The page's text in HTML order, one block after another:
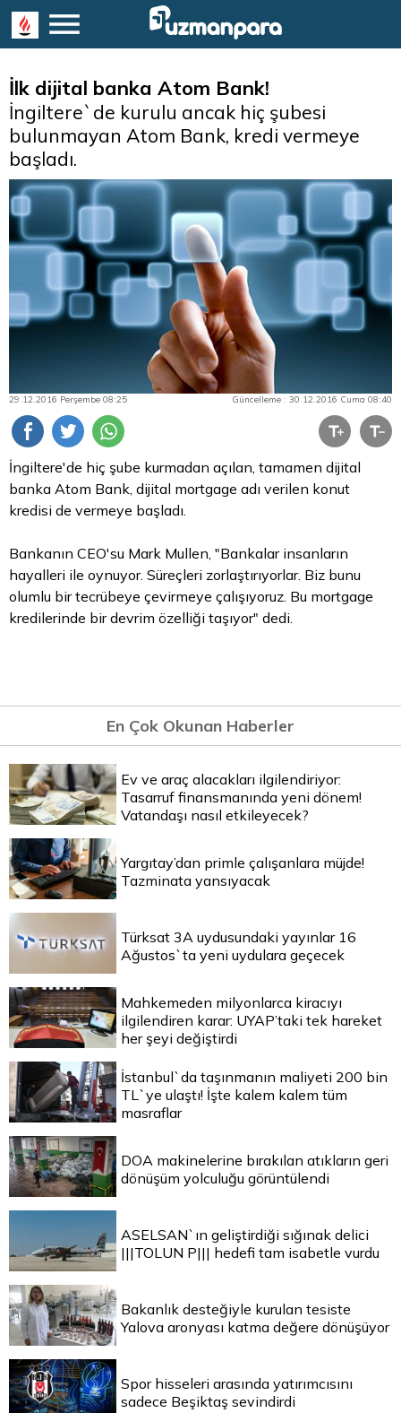
İlk dijital banka Atom Bank!
İngiltere`de kurulu ancak hiç şubesi
bulunmayan Atom Bank, kredi vermeye
başladı.
29.12.2016 Perşembe 08:25 Güncelleme : 30.12.2016 Cuma 08:40
İngiltere'de hiç şube kurmadan açılan, tamamen dijital
banka Atom Bank, dijital mortgage adı verilen konut
kredisi de vermeye başladı.
Bankanın CEO'su Mark Mullen, "Bankalar insanların
hayalleri ile oynuyor. Süreçleri zorlaştırıyorlar. Biz bunu
olumlu bir tecrübeye çevirmeye çalışıyoruz. Bu mortgage
kredilerinde bir devrim özelliği taşıyor" dedi.
En Çok Okunan Haberler
Ev ve araç alacakları ilgilendiriyor:
Tasarruf finansmanında yeni dönem!
Vatandaşı nasıl etkileyecek?
Yargıtay’dan primle çalışanlara müjde!
Tazminata yansıyacak
Türksat 3A uydusundaki yayınlar 16
Ağustos`ta yeni uydulara geçecek
Mahkemeden milyonlarca kiracıyı
ilgilendiren karar: UYAP’taki tek hareket
her şeyi değiştirdi
İstanbul`da taşınmanın maliyeti 200 bin
TL`ye ulaştı! İşte kalem kalem tüm
masraflar
DOA makinelerine bırakılan atıkların geri
dönüşüm yolculuğu görüntülendi
ASELSAN`ın geliştirdiği sığınak delici
|||TOLUN P||| hedefi tam isabetle vurdu
Bakanlık desteğiyle kurulan tesiste
Yalova aronyası katma değere dönüşüyor
Spor hisseleri arasında yatırımcısını
sadece Beşiktaş sevindirdi